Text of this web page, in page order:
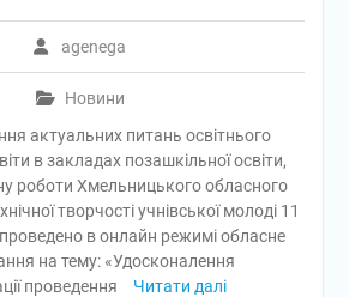
agenega
Новини
актуальних питань освітнього
в закладах позашкільної освіти,
роботи Хмельницького обласного
творчості учнівської молоді 11
в онлайн режимі обласне
на тему: «Удосконалення
проведення
Читати далі